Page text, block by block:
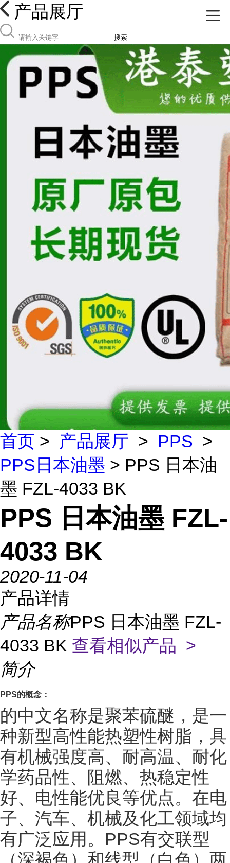
产品展厅
搜索
首页 > 产品展厅 > PPS >
PPS日本油墨 > PPS 日本油
墨 FZL-4033 BK
PPS 日本油墨 FZL-
4033 BK
2020-11-04
产品详情
产品名称PPS 日本油墨 FZL-
4033 BK 查看相似产品 >
简介
PPS的概念：
的中文名称是聚苯硫醚，是一
种新型高性能热塑性树脂，具
有机械强度高、耐高温、耐化
学药品性、阻燃、热稳定性
好、电性能优良等优点。在电
子、汽车、机械及化工领域均
有广泛应用。PPS有交联型